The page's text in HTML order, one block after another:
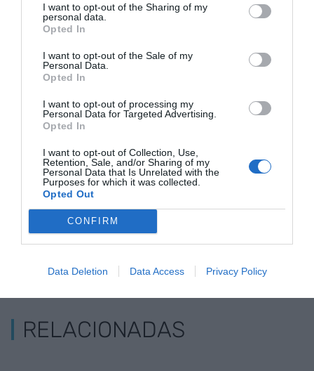
I want to opt-out of the Sharing of my
personal data.
Opted In
I want to opt-out of the Sale of my
Personal Data.
Opted In
I want to opt-out of processing my
Personal Data for Targeted Advertising.
Opted In
I want to opt-out of Collection, Use,
Retention, Sale, and/or Sharing of my
Personal Data that Is Unrelated with the
Purposes for which it was collected.
Opted Out
CONFIRM
Data Deletion Data Access Privacy Policy
capacidad de ejecución”. “Banc Sabadell tiene un
gran futuro, estamos preparados para ser el
mejor banco de España pero también el mejor de
Catalunya”, ha finalizado Comerma.
Añadir VIA Empresa
como fuente preferida
Mantente informado con las últimas noticias de
actualidad
ACTIVAR AHORA
RELACIONADAS